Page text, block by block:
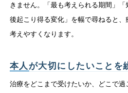
きません。「最も考えられる期間」
後起こり得る変化」を幅で尋ねると
考えやすくなります。
本人が大切にしたいことを
治療をどこまで受けたいか、どこで